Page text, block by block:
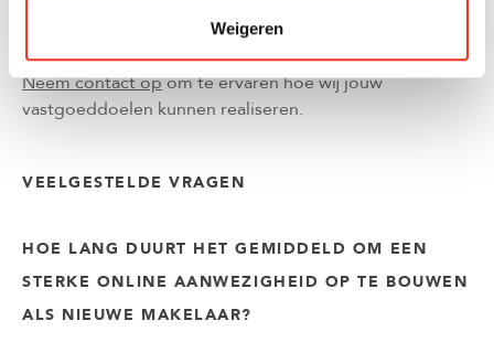
Weigeren
persoonlijke service en transparante communicatie als
fundament voor elke succesvolle vastgoedtransactie.
Neem contact opom te ervaren hoe wij jouw
vastgoeddoelen kunnen realiseren.
VEELGESTELDE VRAGEN
HOE LANG DUURT HET GEMIDDELD OM EEN
STERKE ONLINE AANWEZIGHEID OP TE BOUWEN
ALS NIEUWE MAKELAAR?